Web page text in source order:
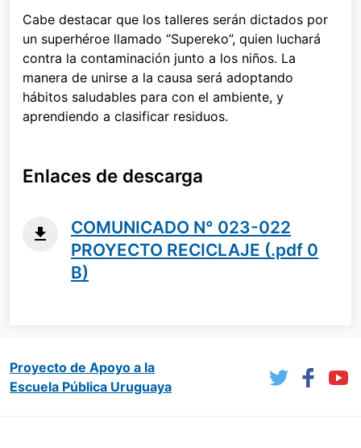
Cabe destacar que los talleres serán dictados por
un superhéroe llamado “Supereko”, quien luchará
contra la contaminación junto a los niños. La
manera de unirse a la causa será adoptando
hábitos saludables para con el ambiente, y
aprendiendo a clasificar residuos.
Enlaces de descarga
COMUNICADO N° 023-022
PROYECTO RECICLAJE (.pdf 0
B)
Proyecto de Apoyo a la
Escuela Pública Uruguaya